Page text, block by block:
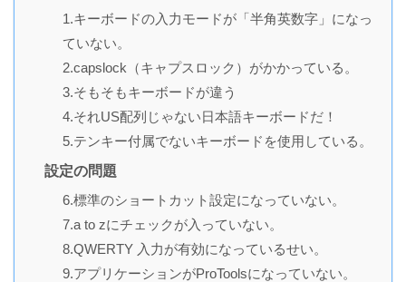
1.キーボードの入力モードが「半角英数字」になっ
ていない。
2.capslock（キャプスロック）がかかっている。
3.そもそもキーボードが違う
4.それUS配列じゃない日本語キーボードだ！
5.テンキー付属でないキーボードを使用している。
設定の問題
6.標準のショートカット設定になっていない。
7.a to zにチェックが入っていない。
8.QWERTY 入力が有効になっているせい。
9.アプリケーションがProToolsになっていない。